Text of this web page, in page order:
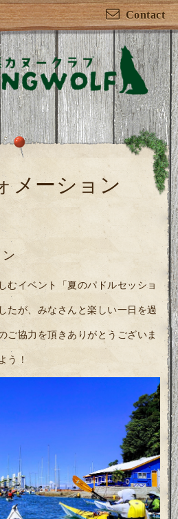
Contact
メーション
ン
むイベント「夏のパドルセッショ
たが、みなさんと楽しい一日を過
ご協力を頂きありがとうございま
う！